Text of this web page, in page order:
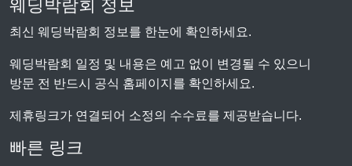
웨딩박람회 정보
최신 웨딩박람회 정보를 한눈에 확인하세요.
웨딩박람회 일정 및 내용은 예고 없이 변경될 수 있으니
방문 전 반드시 공식 홈페이지를 확인하세요.
제휴링크가 연결되어 소정의 수수료를 제공받습니다.
빠른 링크